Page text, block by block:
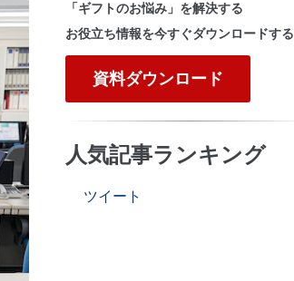
「ギフトのお悩み」を解決する
お役立ち情報を今すぐダウンロードする
資料ダウンロード
人気記事ランキング
ツイート